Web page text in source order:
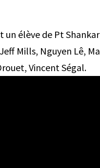
un élève de Pt
Mills, Nguyen Lê,
Vincent Ségal.